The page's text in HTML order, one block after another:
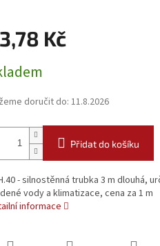
Kč
doručit do:11.8.2026
Přidat do košíku
- silnostěnná trubka 3 m dlouhá,
vody a klimatizace, cena za 1 m
informace